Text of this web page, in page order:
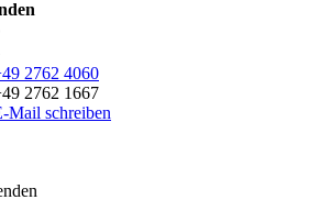
2762 4060
2762 1667
Mail schreiben